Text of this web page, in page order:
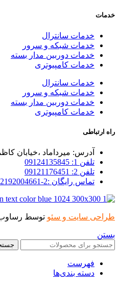
خدمات
خدمات سانترال
خدمات شبکه و سرور
خدمات دوربین مدار بسته
خدمات کامپیوتری
خدمات سانترال
خدمات شبکه و سرور
خدمات دوربین مدار بسته
خدمات کامپیوتری
راه ارتباطی
آدرس: میرداماد ،خیابان
تلفن 1: 09124135845
تلفن 2: 09121176451
تماس رایگان :2-02192004661
طراحی سایت و سئو توسط رساوب
بستن
فهرست
دسته بندی‌ها